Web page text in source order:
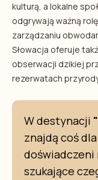
kulturą, a lokalne
odgrywają ważną
zarządzaniu
Słowacja oferuje
obserwacji dzikiej
rezerwatach
W destynacji
znajdą coś
doświadczeni
szukające